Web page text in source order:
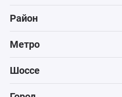
Район
Метро
Шоссе